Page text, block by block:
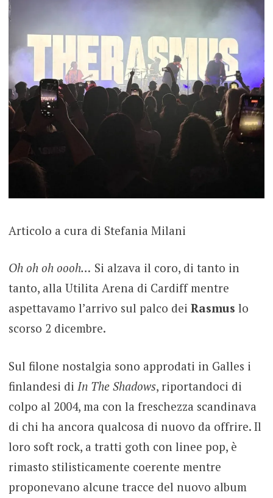
Articolo a cura di Stefania Milani
Oh oh oh oooh… Si alzava il coro, di tanto in
tanto, alla Utilita Arena di Cardiff mentre
aspettavamo l’arrivo sul palco dei Rasmus lo
scorso 2 dicembre.
Sul filone nostalgia sono approdati in Galles i
finlandesi di In The Shadows, riportandoci di
colpo al 2004, ma con la freschezza scandinava
di chi ha ancora qualcosa di nuovo da offrire. Il
loro soft rock, a tratti goth con linee pop, è
rimasto stilisticamente coerente mentre
proponevano alcune tracce del nuovo album